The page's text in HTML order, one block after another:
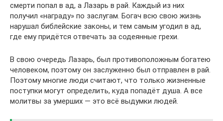
смерти попал в ад, а Лазарь в рай. Каждый из них
получил «награду» по заслугам. Богач всю свою жизнь
нарушал библейские законы, и тем самым угодил в ад,
где ему придётся отвечать за содеянные грехи.
В свою очередь Лазарь, был противоположным богатею
человеком, поэтому он заслуженно был отправлен в рай.
Поэтому многие люди считают, что только жизненные
поступки могут определить, куда попадёт душа. А все
молитвы за умерших — это всё выдумки людей.